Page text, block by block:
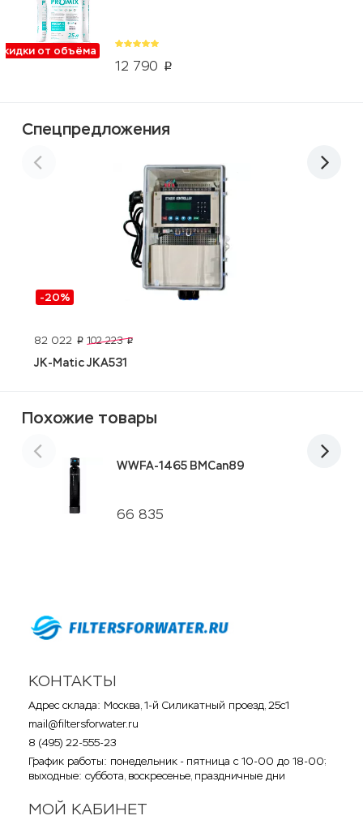
от объёма
12 790 p
Спецпредложения
-20%
82 022 p 102 223 p
JK-Matic JKA531
Похожие товары
66 835
WWFA-1465 BMCan89
КОНТАКТЫ
Адрес склада: Москва, 1-й Силикатный проезд, 25с1
mail@filtersforwater.ru
8 (495) 22-555-23
График работы: понедельник - пятница с 10-00 до 18-00;
выходные: суббота, воскресенье, праздничные дни
МОЙ КАБИНЕТ